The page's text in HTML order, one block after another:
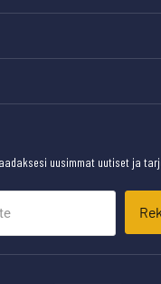
uusimmat uutiset ja